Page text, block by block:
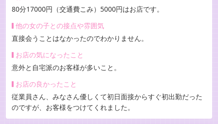
80分17000円（交通費こみ）5000円はお店です。
他の女の子との接点や雰囲気
直接会うことはなかったのでわかりません。
お店の気になったこと
意外と自宅派のお客様が多いこと。
お店の良かったこと
従業員さん、みなさん優しくて初日面接からすぐ初出勤だった
のですが、お客様をつけてくれました。